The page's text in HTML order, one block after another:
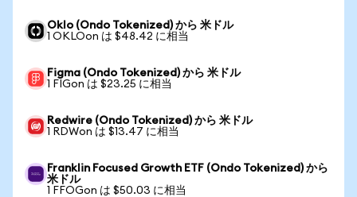
Oklo (Ondo Tokenized) から 米ドル
1 OKLOon は $48.42 に相当
Figma (Ondo Tokenized) から 米ドル
1 FIGon は $23.25 に相当
Redwire (Ondo Tokenized) から 米ドル
1 RDWon は $13.47 に相当
Franklin Focused Growth ETF (Ondo Tokenized) から
米ドル
1 FFOGon は $50.03 に相当